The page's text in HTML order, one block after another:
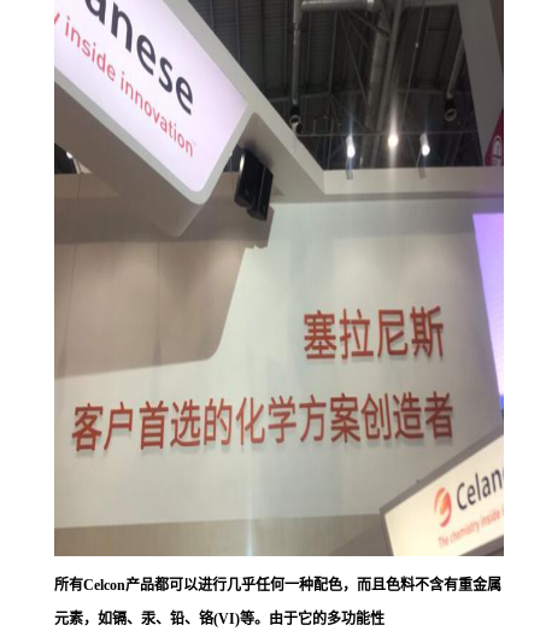
所有Celcon产品都可以进行几乎任何一种配色，而且色料不含有重金属
元素，如镉、汞、铅、铬(VI)等。由于它的多功能性